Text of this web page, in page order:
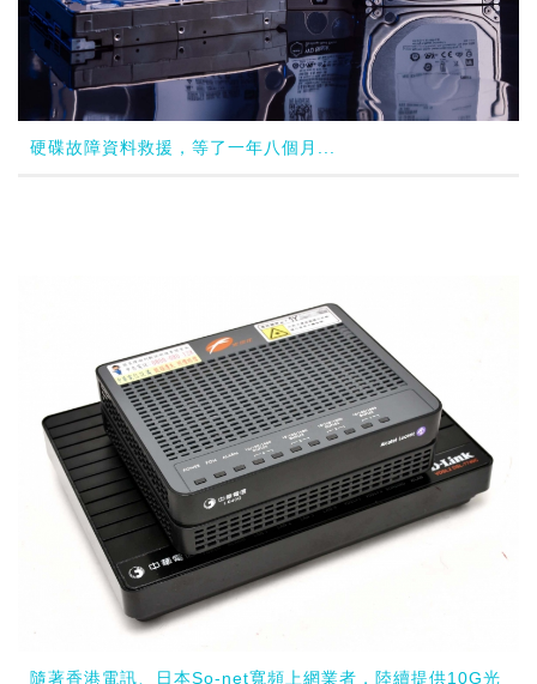
硬碟故障資料救援，等了一年八個月...
隨著香港電訊、日本So-net寬頻上網業者，陸續提供10G光